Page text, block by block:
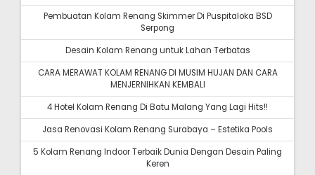
Pembuatan Kolam Renang Skimmer Di Puspitaloka BSD
Serpong
Desain Kolam Renang untuk Lahan Terbatas
CARA MERAWAT KOLAM RENANG DI MUSIM HUJAN DAN CARA
MENJERNIHKAN KEMBALI
4 Hotel Kolam Renang Di Batu Malang Yang Lagi Hits!!
Jasa Renovasi Kolam Renang Surabaya – Estetika Pools
5 Kolam Renang Indoor Terbaik Dunia Dengan Desain Paling
Keren